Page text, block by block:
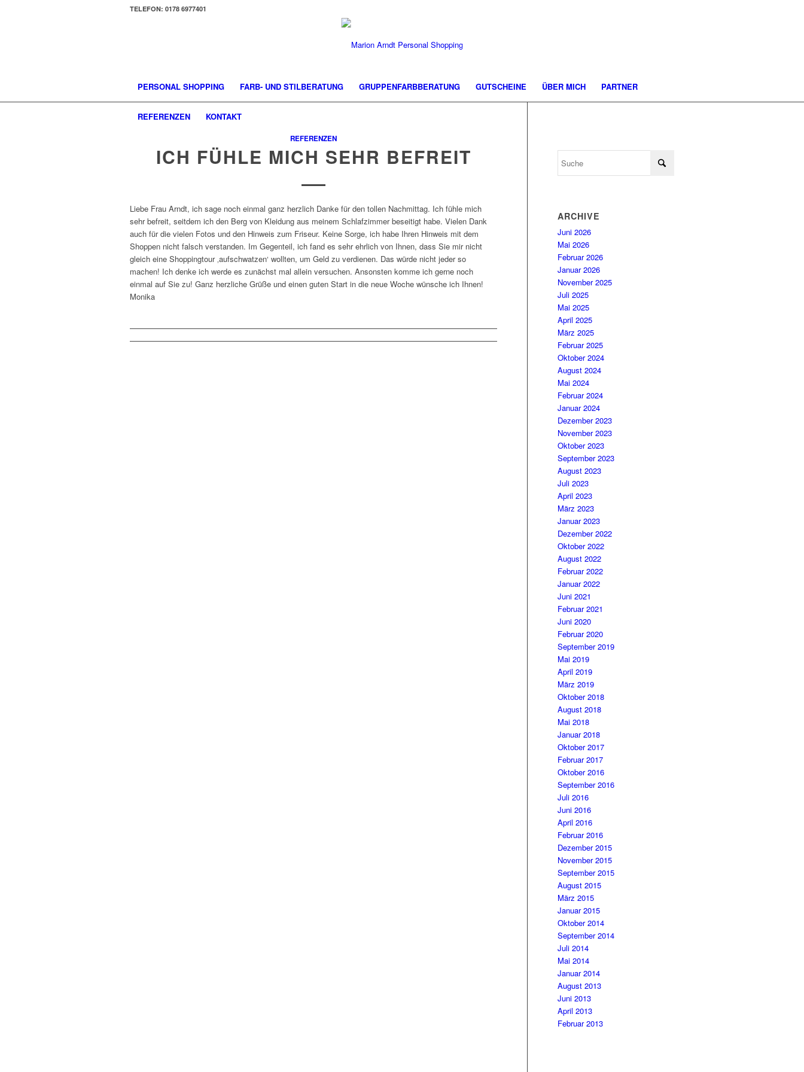
TELEFON: 0178 6977401
PERSONAL SHOPPING FARB- UND STILBERATUNG GRUPPENFARBBERATUNG GUTSCHEINE ÜBER MICH PARTNER
REFERENZEN KONTAKT
REFERENZEN
ICH FÜHLE MICH SEHR BEFREIT
Liebe Frau Arndt, ich sage noch einmal ganz herzlich Danke für den tollen Nachmittag. Ich fühle mich
sehr befreit, seitdem ich den Berg von Kleidung aus meinem Schlafzimmer beseitigt habe. Vielen Dank
auch für die vielen Fotos und den Hinweis zum Friseur. Keine Sorge, ich habe Ihren Hinweis mit dem
Shoppen nicht falsch verstanden. Im Gegenteil, ich fand es sehr ehrlich von Ihnen, dass Sie mir nicht
gleich eine Shoppingtour ‚aufschwatzen‘ wollten, um Geld zu verdienen. Das würde nicht jeder so
machen! Ich denke ich werde es zunächst mal allein versuchen. Ansonsten komme ich gerne noch
einmal auf Sie zu! Ganz herzliche Grüße und einen guten Start in die neue Woche wünsche ich Ihnen!
Monika
ARCHIVE
Juni 2026
Mai 2026
Februar 2026
Januar 2026
November 2025
Juli 2025
Mai 2025
April 2025
März 2025
Februar 2025
Oktober 2024
August 2024
Mai 2024
Februar 2024
Januar 2024
Dezember 2023
November 2023
Oktober 2023
September 2023
August 2023
Juli 2023
April 2023
März 2023
Januar 2023
Dezember 2022
Oktober 2022
August 2022
Februar 2022
Januar 2022
Juni 2021
Februar 2021
Juni 2020
Februar 2020
September 2019
Mai 2019
April 2019
März 2019
Oktober 2018
August 2018
Mai 2018
Januar 2018
Oktober 2017
Februar 2017
Oktober 2016
September 2016
Juli 2016
Juni 2016
April 2016
Februar 2016
Dezember 2015
November 2015
September 2015
August 2015
März 2015
Januar 2015
Oktober 2014
September 2014
Juli 2014
Mai 2014
Januar 2014
August 2013
Juni 2013
April 2013
Februar 2013